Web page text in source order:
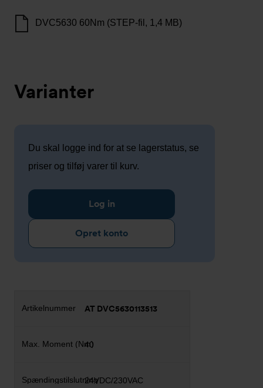
DVC5630 60Nm (STEP-fil, 1,4 MB)
Varianter
Du skal logge ind for at se lagerstatus, se
priser og tilføj varer til kurv.
Log in
Opret konto
AT DVC5630113513
40
24VDC/230VAC